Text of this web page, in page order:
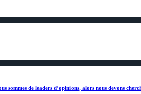
sommes de leaders d’opinions, alors nous devons